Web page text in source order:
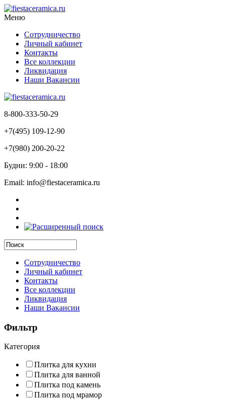
Меню
Сотрудничество
Личный кабинет
Контакты
Все коллекции
Ликвидация
Наши Вакансии
8-800-333-50-29
+7(495) 109-12-90
+7(980) 200-20-22
Будни: 9:00 - 18:00
Email: info@fiestaceramica.ru
Сотрудничество
Личный кабинет
Контакты
Все коллекции
Ликвидация
Наши Вакансии
Фильтр
Категория
Плитка для кухни
Плитка для ванной
Плитка под камень
Плитка под мрамор